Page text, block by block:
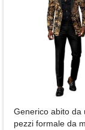
Generico abito da
pezzi formale da